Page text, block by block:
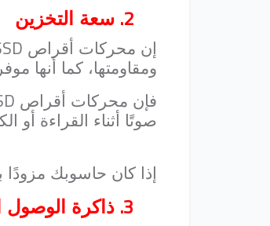
2. سعة التخزين
إن محركات أقراص
ومقاومتها، كما أنها
فإن محركات أقراص
صوتًا أثناء القراءة أو
إذا كان حاسوبك مزودًا
3. ذاكرة الوصول